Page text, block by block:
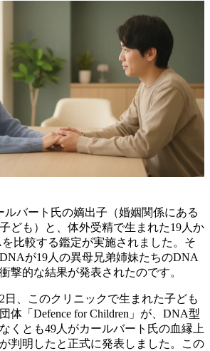
ルバート氏の嫡出子（婚姻関係にある
ども）と、体外受精で生まれた19人か
比較する鑑定が実施されました。そ
が19人の異母兄弟姉妹たちのDNA
撃的な結果が発表されたのです。
日、このクリニックで生まれた子ども
体「Defence for Children」が、DNA型
くとも49人がカールバート氏の血縁上
判明したと正式に発表しました。この